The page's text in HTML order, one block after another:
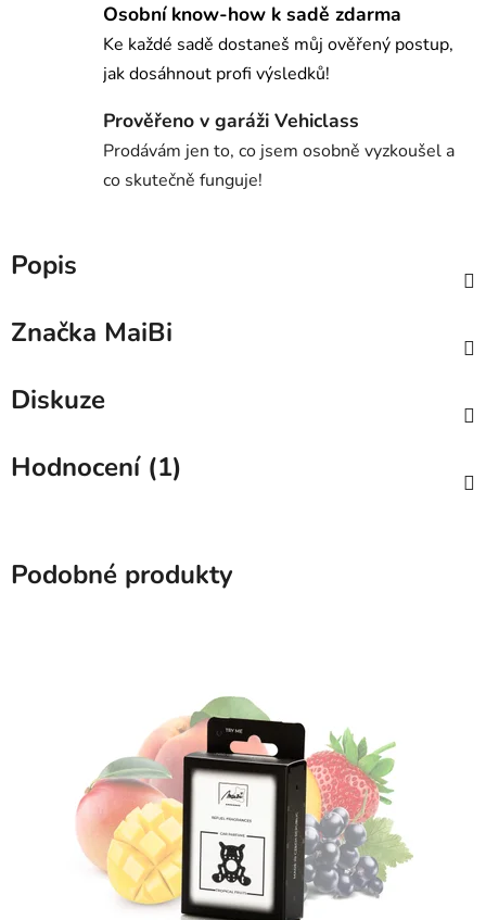
Osobní know-how k sadě zdarma
Ke každé sadě dostaneš můj ověřený postup,
jak dosáhnout profi výsledků!
Prověřeno v garáži Vehiclass
Prodávám jen to, co jsem osobně vyzkoušel a
co skutečně funguje!
Popis
Značka MaiBi
Diskuze
Hodnocení (1)
Podobné produkty